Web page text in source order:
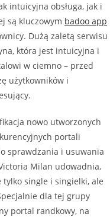
intuicyjna obsługa, jak i
są kluczowym badoo app
Dużą zaletą serwisu
która jest intuicyjna i
w ciemno – przed
użytkowników i
nowo utworzonych
portali
sprawdzania i usuwania
Milan udowadnia,
tylko single i singielki, ale
dla tej grupy
portal randkowy, na